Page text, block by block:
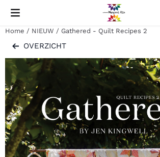
Cookievoorkeuren zijn momenteel gesloten.
Home / NIEUW / Gathered - Quilt Recipes 2
OVERZICHT